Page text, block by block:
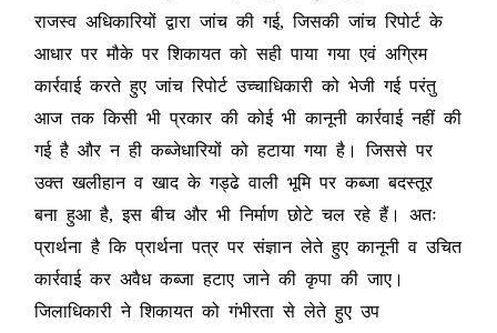
राजस्व अधिकारियों द्वारा जांच की गई, जिसकी जांच रिपोर्ट के
आधार पर मौके पर शिकायत को सही पाया गया एवं अग्रिम
कार्रवाई करते हुए जांच रिपोर्ट उच्चाधिकारी को भेजी गई परंतु
आज तक किसी भी प्रकार की कोई भी कानूनी कार्रवाई नहीं की
गई है और न ही कब्जेधारियों को हटाया गया है। जिससे पर
उक्त खलीहान व खाद के गड्ढे वाली भूमि पर कब्जा बदस्तूर
बना हुआ है, इस बीच और भी निर्माण छोटे चल रहे हैं। अतः
प्रार्थना है कि प्रार्थना पत्र पर संज्ञान लेते हुए कानूनी व उचित
कार्रवाई कर अवैध कब्जा हटाए जाने की कृपा की जाए।
जिलाधिकारी ने शिकायत को गंभीरता से लेते हुए उप